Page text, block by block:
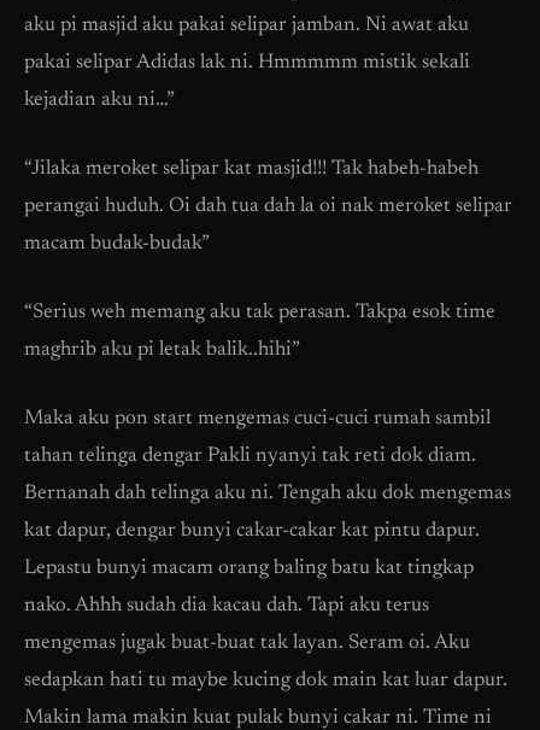
aku pi masjid aku pakai selipar jamban. Ni awat aku
pakai selipar Adidas lak ni. Hmmmmm mistik sekali
kejadian aku ni…”
“Jilaka meroket selipar kat masjid!!! Tak habeh-habeh
perangai huduh. Oi dah tua dah la oi nak meroket selipar
macam budak-budak”
“Serius weh memang aku tak perasan. Takpa esok time
maghrib aku pi letak balik..hihi”
Maka aku pon start mengemas cuci-cuci rumah sambil
tahan telinga dengar Pakli nyanyi tak reti dok diam.
Bernanah dah telinga aku ni. Tengah aku dok mengemas
kat dapur, dengar bunyi cakar-cakar kat pintu dapur.
Lepastu bunyi macam orang baling batu kat tingkap
nako. Ahhh sudah dia kacau dah. Tapi aku terus
mengemas jugak buat-buat tak layan. Seram oi. Aku
sedapkan hati tu maybe kucing dok main kat luar dapur.
Makin lama makin kuat pulak bunyi cakar ni. Time ni